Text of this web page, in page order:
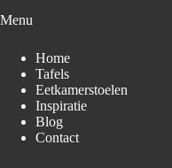
Menu
Home
Tafels
Eetkamerstoelen
Inspiratie
Blog
Contact